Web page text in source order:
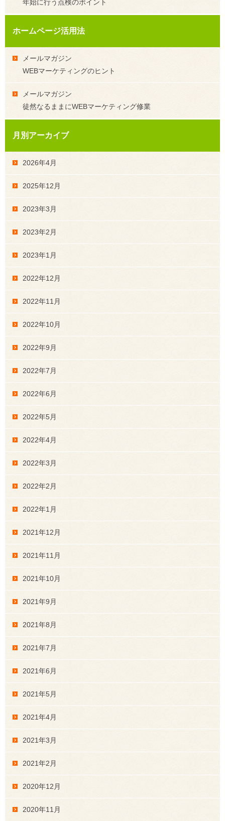
年始に行う点検のポイント
ホームページ活用法
メールマガジン
WEBマーケティングのヒント
メールマガジン
徒然なるままにWEBマーケティング修業
月別アーカイブ
2026年4月
2025年12月
2023年3月
2023年2月
2023年1月
2022年12月
2022年11月
2022年10月
2022年9月
2022年7月
2022年6月
2022年5月
2022年4月
2022年3月
2022年2月
2022年1月
2021年12月
2021年11月
2021年10月
2021年9月
2021年8月
2021年7月
2021年6月
2021年5月
2021年4月
2021年3月
2021年2月
2020年12月
2020年11月